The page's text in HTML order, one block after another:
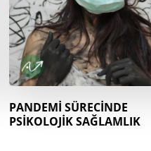
PANDEMİ SÜRECİNDE
PSİKOLOJİK SAĞLAMLIK